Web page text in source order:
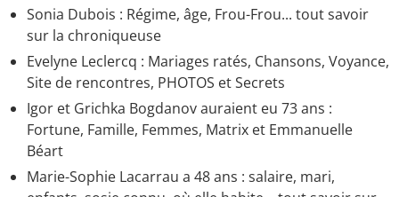
Sonia Dubois : Régime, âge, Frou-Frou... tout savoir
sur la chroniqueuse
Evelyne Leclercq : Mariages ratés, Chansons, Voyance,
Site de rencontres, PHOTOS et Secrets
Igor et Grichka Bogdanov auraient eu 73 ans :
Fortune, Famille, Femmes, Matrix et Emmanuelle
Béart
Marie-Sophie Lacarrau a 48 ans : salaire, mari,